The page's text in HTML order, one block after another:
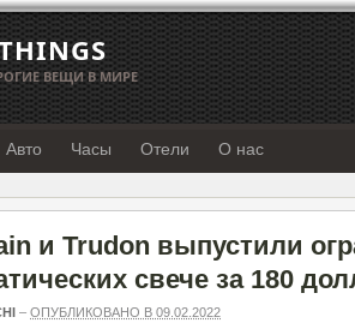
ВЕЩИ В МИРЕ
Авто Часы Отели О нас
и Trudon выпустили
свече за 180
– ОПУБЛИКОВАНО В 09.02.2022